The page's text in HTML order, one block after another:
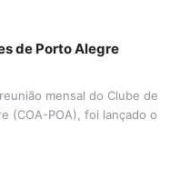
de Porto Alegre
mensal do Clube de
(COA-POA), foi lançado o